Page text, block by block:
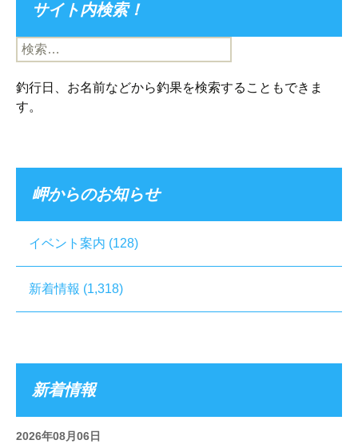
サイト内検索！
検
索:
釣行日、お名前などから釣果を検索することもできま
す。
岬からのお知らせ
イベント案内 (128)
新着情報 (1,318)
新着情報
2026年08月06日